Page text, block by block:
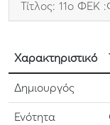
Τίτλος: 11ο ΦΕΚ
Χαρακτηριστικό
Δημιουργός
Ενότητα